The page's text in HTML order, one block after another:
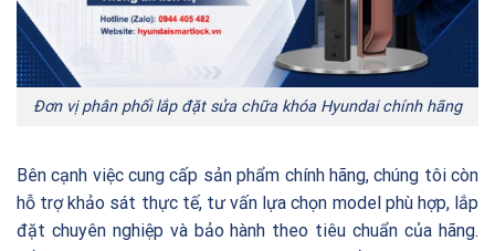
Đơn vị phân phối lắp đặt sửa chữa khóa Hyundai chính hãng
Bên cạnh việc cung cấp sản phẩm chính hãng, chúng tôi còn
hỗ trợ khảo sát thực tế, tư vấn lựa chọn model phù hợp, lắp
đặt chuyên nghiệp và bảo hành theo tiêu chuẩn của hãng.